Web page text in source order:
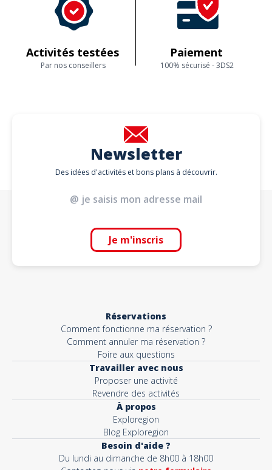
Activités testées
Par nos conseillers
Paiement
100% sécurisé - 3DS2
Newsletter
Des idées d'activités et bons plans à découvrir.
Je m'inscris
Réservations
Comment fonctionne ma réservation ?
Comment annuler ma réservation ?
Foire aux questions
Travailler avec nous
Proposer une activité
Revendre des activités
À propos
Exploregion
Blog Exploregion
Besoin d'aide ?
Du lundi au dimanche de 8h00 à 18h00